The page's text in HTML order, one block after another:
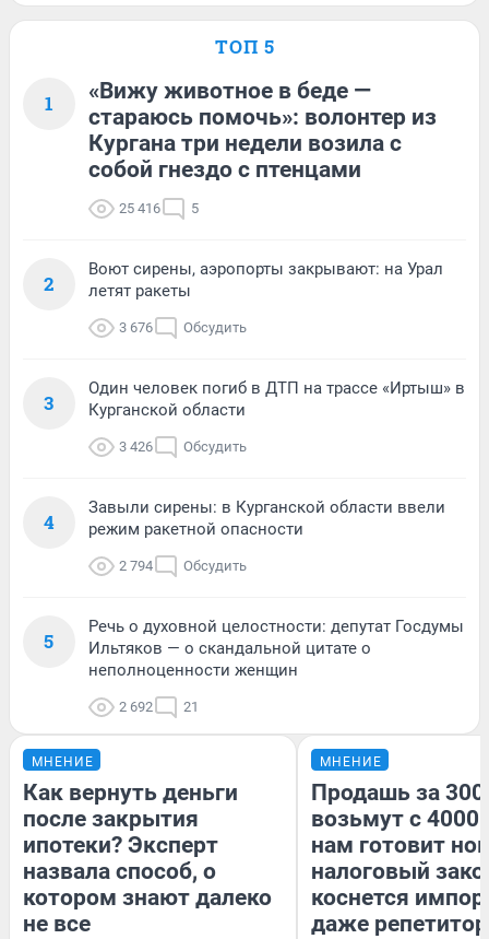
ТОП 5
1
«Вижу животное в беде —
стараюсь помочь»: волонтер из
Кургана три недели возила с
собой гнездо с птенцами
25 416 5
2
Воют сирены, аэропорты закрывают: на Урал
летят ракеты
3 676 Обсудить
3
Один человек погиб в ДТП на трассе «Иртыш» в
Курганской области
3 426 Обсудить
4
Завыли сирены: в Курганской области ввели
режим ракетной опасности
2 794 Обсудить
5
Речь о духовной целостности: депутат Госдумы
Ильтяков — о скандальной цитате о
неполноценности женщин
2 692 21
МНЕНИЕ
Как вернуть деньги
после закрытия
ипотеки? Эксперт
назвала способ, о
котором знают далеко
не все
МНЕНИЕ
Продашь за
возьмут с
нам готовит
налоговый
коснется
даже